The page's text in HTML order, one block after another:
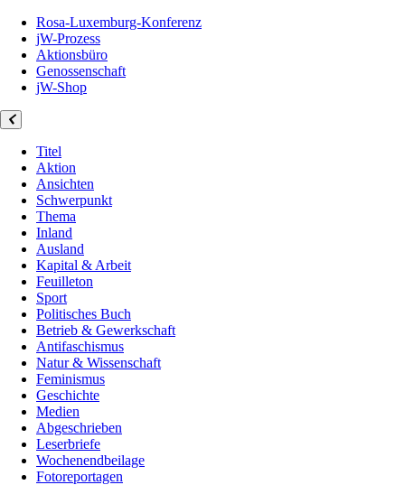
Rosa-Luxemburg-Konferenz
jW-Prozess
Aktionsbüro
Genossenschaft
jW-Shop
Titel
Aktion
Ansichten
Schwerpunkt
Thema
Inland
Ausland
Kapital & Arbeit
Feuilleton
Sport
Politisches Buch
Betrieb & Gewerkschaft
Antifaschismus
Natur & Wissenschaft
Feminismus
Geschichte
Medien
Abgeschrieben
Leserbriefe
Wochenendbeilage
Fotoreportagen